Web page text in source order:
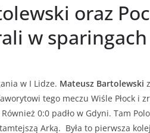
oraz
w sparingach
w I Lidze. Mateusz Bartolewski
tego meczu Wiśle Płock i
0:0 padło w Gdyni. Tam
Arką. Była to pierwsza